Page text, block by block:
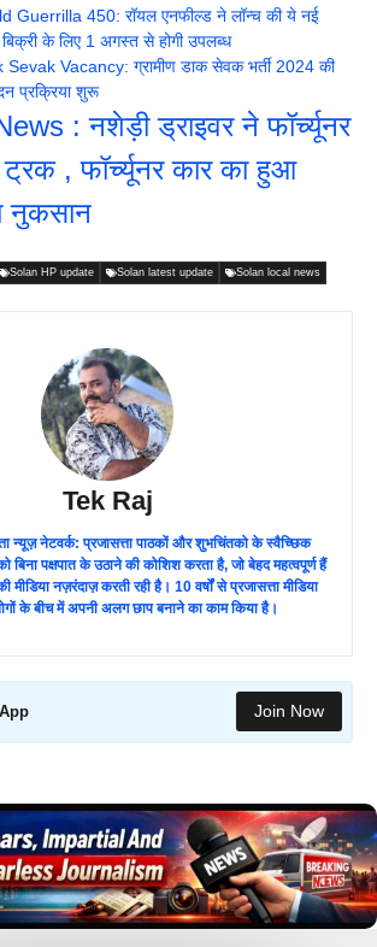
Guerrilla 450: रॉयल एनफील्ड ने लॉन्च की ये नई
के लिए 1 अगस्त से होगी उपलब्ध
Vacancy: ग्रामीण डाक सेवक भर्ती 2024 की
प्रक्रिया शुरू
: नशेड़ी ड्राइवर ने फॉर्च्यूनर
ट्रक , फॉर्च्यूनर कार का हुआ
नुकसान
Solan HP update Solan latest update Solan local news
Tek Raj
न्यूज़ नेटवर्क: प्रजासत्ता पाठकों और शुभचिंतको के स्वैच्छिक
बिना पक्षपात के उठाने की कोशिश करता है, जो बेहद महत्वपूर्ण हैं
मीडिया नज़रंदाज़ करती रही है। 10 वर्षों से प्रजासत्ता मीडिया
के बीच में अपनी अलग छाप बनाने का काम किया है।
Join Now